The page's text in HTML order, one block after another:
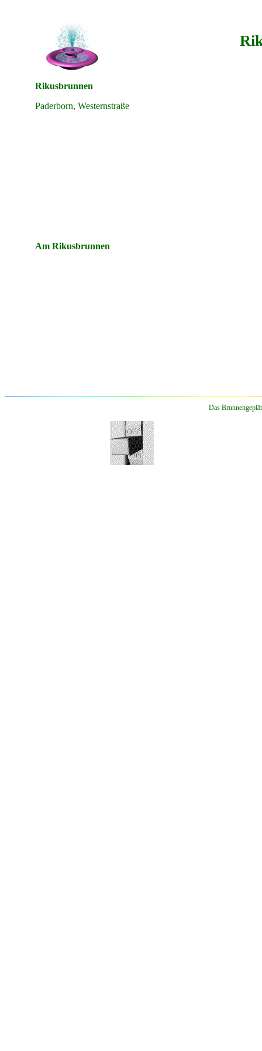
Rikusbrunnen
Paderborn, Westernstraße
Am Rikusbrunnen
Das